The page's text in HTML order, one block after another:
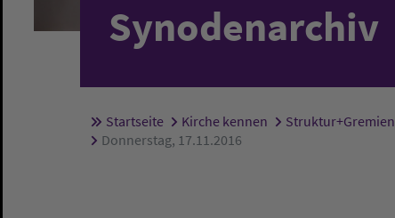
Synodenarchiv
Sie sind hier:
Startseite Kirche kennen Struktur+Gremien
Donnerstag, 17.11.2016